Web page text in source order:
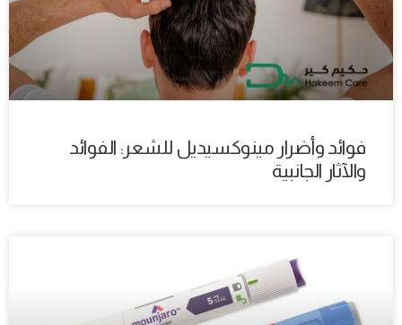
فوائد وأضرار مينوكسيديل للشعر: الفوائد
والآثار الجانبية